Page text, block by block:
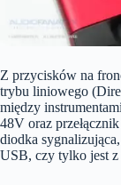
Z przycisków na
trybu liniowego
między
48V oraz
diodka
USB, czy tylko jest z